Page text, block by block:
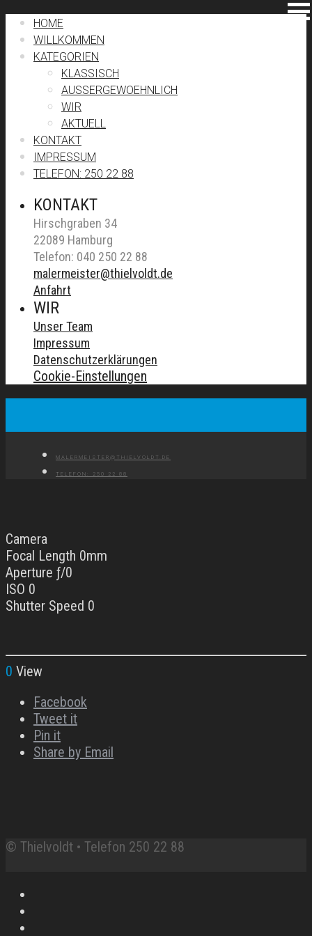
HOME
WILLKOMMEN
KATEGORIEN
KLASSISCH
AUSSERGEWOEHNLICH
WIR
AKTUELL
KONTAKT
IMPRESSUM
TELEFON: 250 22 88
KONTAKT
Hirschgraben 34
22089 Hamburg
Telefon: 040 250 22 88
malermeister@thielvoldt.de
Anfahrt
WIR
Unser Team
Impressum
Datenschutzerklärungen
Cookie-Einstellungen
MALERMEISTER@THIELVOLDT.DE
TELEFON: 250 22 88
Camera
Focal Length 0mm
Aperture ƒ/0
ISO 0
Shutter Speed 0
0 View
Facebook
Tweet it
Pin it
Share by Email
© Thielvoldt • Telefon 250 22 88